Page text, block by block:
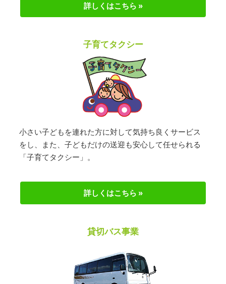
詳しくはこちら »
子育てタクシー
小さい子どもを連れた方に対して気持ち良くサービス
をし、また、子どもだけの送迎も安心して任せられる
「子育てタクシー」。
詳しくはこちら »
貸切バス事業